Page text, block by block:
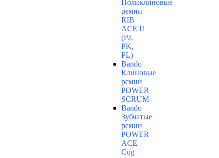
Поликлиновые
ремни
RIB
ACE II
(PJ,
PK,
PL)
Bando
Клиновые
ремни
POWER
SCRUM
Bando
Зубчатые
ремни
POWER
ACE
Cog